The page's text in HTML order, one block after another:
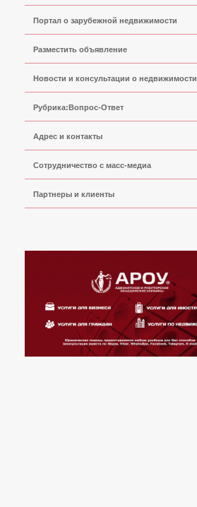
Портал о зарубежной недвижимости
Разместить объявление
Новости и консультации о недвижимости
Рубрика:Вопрос-Ответ
Адрес и контакты
Сoтрудничество с масс-медиа
Партнеры и клиенты